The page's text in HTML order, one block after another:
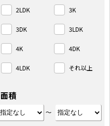
2LDK 3K
3DK 3LDK
4K 4DK
4LDK それ以上
面積
～